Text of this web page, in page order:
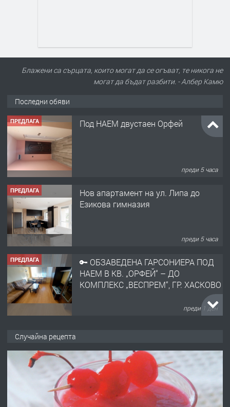
Блажени са сърцата, които могат да се огъват, те никога не
могат да бъдат разбити. - Албер Камю
Последни обяви
ПРЕДЛАГА Под НАЕМ двустаен Орфей
преди 5 часа
ПРЕДЛАГА
Нов апартамент на ул. Липа до
Езикова гимназия
преди 5 часа
ПРЕДЛАГА
🔑 ОБЗАВЕДЕНА ГАРСОНИЕРА ПОД
НАЕМ В КВ. „ОРФЕЙ“ – ДО
КОМПЛЕКС „ВЕСПРЕМ“, ГР. ХАСКОВО
преди 1 ден
АПАРТАМЕНТ В ЦЕНТЪРА НА ГР.
ХАСКОВО
преди 2 дни
Давам гараж под наем
Случайна рецепта